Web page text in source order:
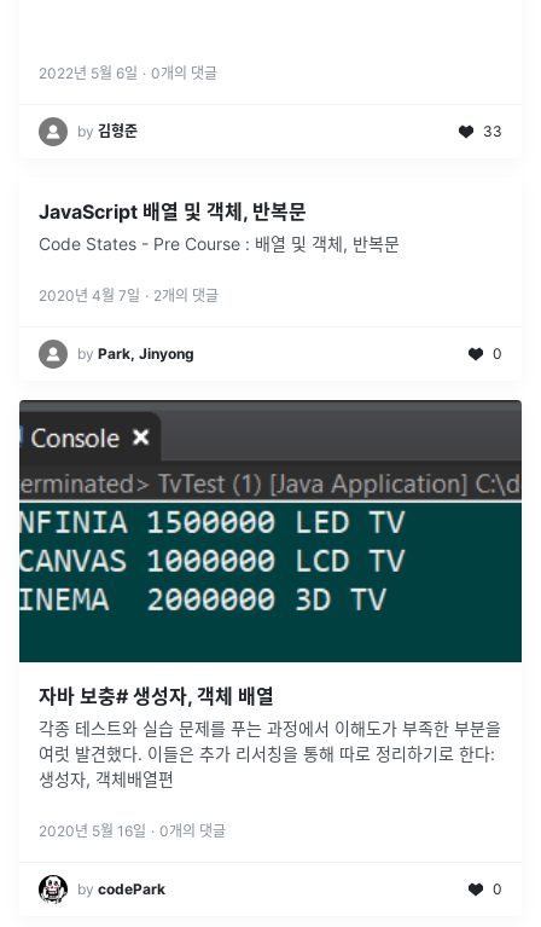
2022년 5월 6일 · 0개의 댓글
by 김형준 33
JavaScript 배열 및 객체, 반복문
Code States - Pre Course : 배열 및 객체, 반복문
2020년 4월 7일 · 2개의 댓글
by Park, Jinyong 0
자바 보충# 생성자, 객체 배열
각종 테스트와 실습 문제를 푸는 과정에서 이해도가 부족한 부분을
여럿 발견했다. 이들은 추가 리서칭을 통해 따로 정리하기로 한다:
생성자, 객체배열편
2020년 5월 16일 · 0개의 댓글
by codePark 0